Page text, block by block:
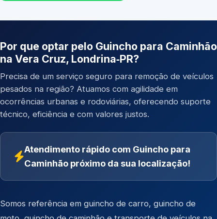
Por que optar pelo Guincho para Caminhão
na Vera Cruz, Londrina‑PR?
Precisa de um serviço seguro para remoção de veículos
pesados na região? Atuamos com agilidade em
ocorrências urbanas e rodoviárias, oferecendo suporte
técnico, eficiência e com valores justos.
Atendimento rápido com Guincho para
Caminhão próximo da sua localização!
Somos referência em guincho de carro, guincho de